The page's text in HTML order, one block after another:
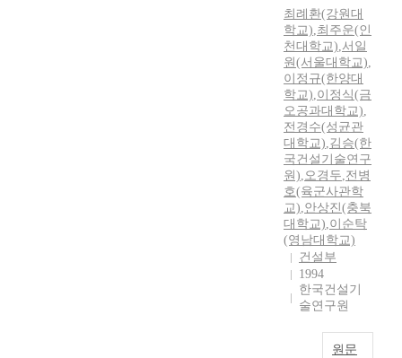
최례환(강원대
학교),최주운(인
천대학교),서일
원(서울대학교),
이정규(한양대
학교),이정식(금
오공과대학교),
전경수(성균관
대학교),김승(한
국건설기술연구
원),오경두,전병
호(육군사관학
교),안상진(충북
대학교),이순탁
(영남대학교)
건설부
1994
한국건설기
술연구원
원문